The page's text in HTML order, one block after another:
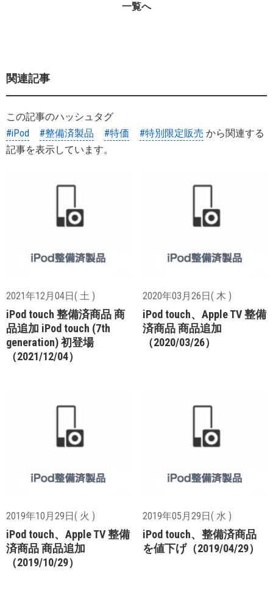
一覧へ
関連記事
この記事のハッシュタグ
#iPod
#整備済製品 #特価 #特別限定販売 から関連する
記事を表示しています。
2021年12月04日( 土 )
iPod touch 整備済商品 商
品追加 iPod touch (7th
generation) 初登場
（2021/12/04）
2020年03月26日( 木 )
iPod touch、Apple TV 整備
済商品 商品追加
（2020/03/26）
2019年10月29日( 火 )
iPod touch、Apple TV 整備
済商品 商品追加
（2019/10/29）
2019年05月29日( 水 )
iPod touch、整備済商品
を値下げ（2019/04/29）